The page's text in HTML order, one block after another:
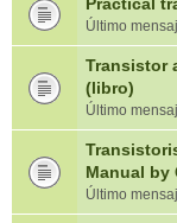
Último
Transistor
(libro)
Último
Manual by
Último